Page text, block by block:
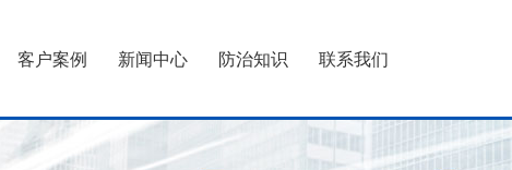
客户案例 新闻中心 防治知识 联系我们